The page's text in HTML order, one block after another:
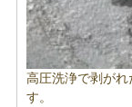
高圧洗浄で剥が
す。